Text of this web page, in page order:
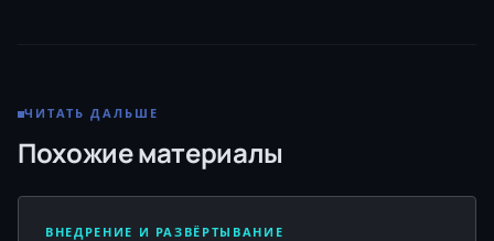
ЧИТАТЬ ДАЛЬШЕ
Похожие материалы
ВНЕДРЕНИЕ И РАЗВЁРТЫВАНИЕ